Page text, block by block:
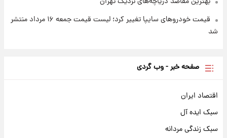
قیمت خودروهای سایپا تغییر کرد؛ لیست قیمت جمعه ۱۶ مرداد منتشر
شد
صفحه خبر - وب گردی
اقتصاد ایران
سبک ایده آل
سبک زندگی مردانه